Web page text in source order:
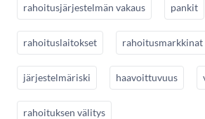
rahoitusjärjestelmän vakaus pankit
rahoituslaitokset rahoitusmarkkinat
järjestelmäriski haavoittuvuus
rahoituksen välitys